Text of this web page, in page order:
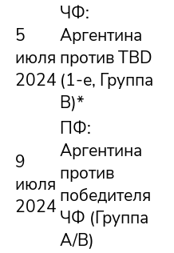
5
июля
2024
ЧФ:
Аргентина
против TBD
(1-е, Группа
B)*
9
июля
2024
ПФ:
Аргентина
против
победителя
ЧФ (Группа
A/B)